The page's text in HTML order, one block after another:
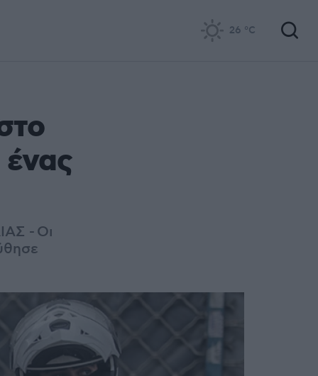
26 °C
ένας
- Οι